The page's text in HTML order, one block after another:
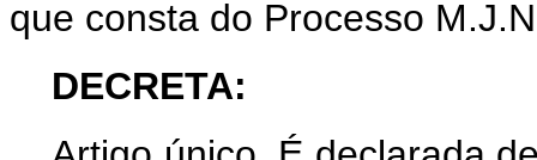
que consta do Processo
DECRETA: